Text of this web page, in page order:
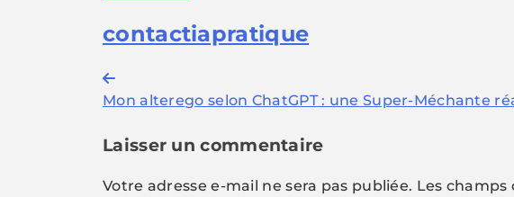
contactiapratique
Navigation
de
l’article
Mon alterego selon ChatGPT : une Super-Méchante
Laisser un commentaire
Votre adresse e-mail ne sera pas publiée. Les